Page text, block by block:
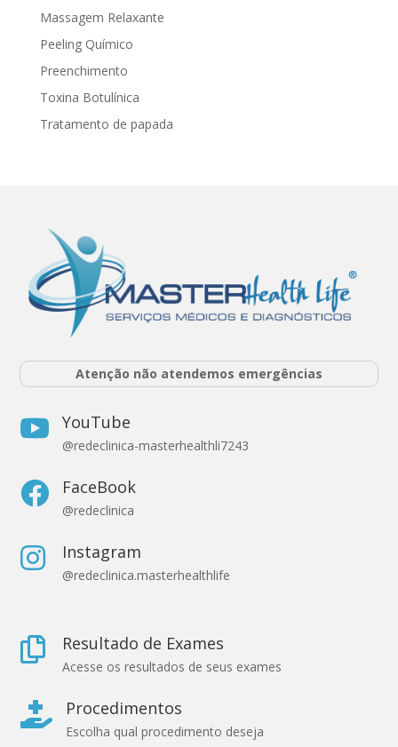
Massagem Relaxante
Peeling Químico
Preenchimento
Toxina Botulínica
Tratamento de papada
Atenção não atendemos emergências
 YouTube
@redeclinica-masterhealthli7243
 FaceBook
@redeclinica
 Instagram
@redeclinica.masterhealthlife
 Resultado de Exames
Acesse os resultados de seus exames
 Procedimentos
Escolha qual procedimento deseja